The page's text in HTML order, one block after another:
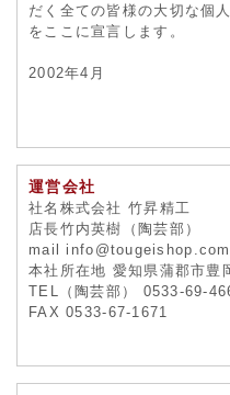
だく全ての皆様の大切な個
をここに宣言します。
2002年4月
運営会社
社名株式会社 竹昇精工
店長竹内英樹（陶芸部）
mail info@tougeishop.com
本社所在地 愛知県蒲郡市豊
TEL（陶芸部） 0533-69-
FAX 0533-67-1671